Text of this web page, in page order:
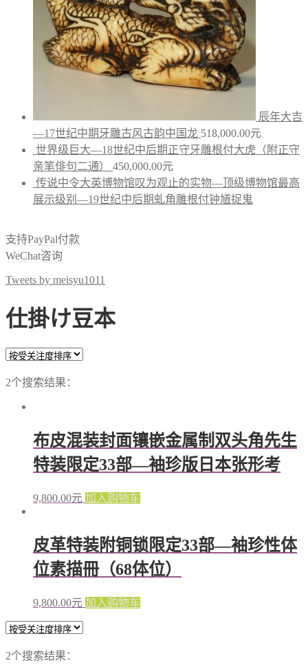
辰年大吉
—17世纪中期牙雕古风古韵中国龙 518,000.00元
世界级巨大—18世纪中后期正守牙雕根付大虎（附正守
亲笔俳句二通）
450,000.00元
传说中令大英博物馆叹为观止的实物—顶级博物馆最高
展示级别—19世纪中后期虬角雕根付钟馗捉鬼
支持PayPal付款
WeChat咨询
Tweets by meisyu1011
仕掛け豆本
2个搜索结果：
布皮混装封面镶嵌金属制双头角先生
特装限定33部—袖珍版日本张形考
9,800.00元 加入购物车
皮革特装附铜锁限定33部—袖珍性体
位素描冊（68体位）
9,800.00元 加入购物车
2个搜索结果：